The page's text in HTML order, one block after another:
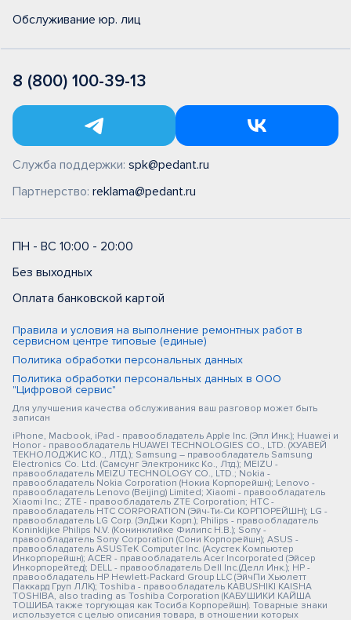
Обслуживание юр. лиц
8 (800) 100-39-13
Служба поддержки: spk@pedant.ru
Партнерство: reklama@pedant.ru
ПН - ВС 10:00 - 20:00
Без выходных
Оплата банковской картой
Правила и условия на выполнение ремонтных работ в
сервисном центре типовые (единые)
Политика обработки персональных данных
Политика обработки персональных данных в ООО
"Цифровой сервис"
Для улучшения качества обслуживания ваш разговор может быть
записан
iPhone, Macbook, iPad - правообладатель Apple Inc. (Эпл Инк.); Huawei и
Honor - правообладатель HUAWEI TECHNOLOGIES CO., LTD. (ХУАВЕЙ
ТЕКНОЛОДЖИС КО., ЛТД.); Samsung – правообладатель Samsung
Electronics Co. Ltd. (Самсунг Электроникс Ко., Лтд.); MEIZU -
правообладатель MEIZU TECHNOLOGY CO., LTD.; Nokia -
правообладатель Nokia Corporation (Нокиа Корпорейшн); Lenovo -
правообладатель Lenovo (Beijing) Limited; Xiaomi - правообладатель
Xiaomi Inc.; ZTE - правообладатель ZTE Corporation; HTC -
правообладатель HTC CORPORATION (Эйч-Ти-Си КОРПОРЕЙШН); LG -
правообладатель LG Corp. (ЭлДжи Корп.); Philips - правообладатель
Koninklijke Philips N.V. (Конинклийке Филипс Н.В.); Sony -
правообладатель Sony Corporation (Сони Корпорейшн); ASUS -
правообладатель ASUSTeK Computer Inc. (Асустек Компьютер
Инкорпорейшн); ACER - правообладатель Acer Incorporated (Эйсер
Инкорпорейтед); DELL - правообладатель Dell Inc.(Делл Инк.); HP -
правообладатель HP Hewlett-Packard Group LLC (ЭйчПи Хьюлетт
Паккард Груп ЛЛК); Toshiba - правообладатель KABUSHIKI KAISHA
TOSHIBA, also trading as Toshiba Corporation (КАБУШИКИ КАЙША
ТОШИБА также торгующая как Тосиба Корпорейшн). Товарные знаки
используется с целью описания товара, в отношении которых